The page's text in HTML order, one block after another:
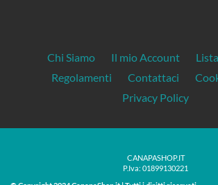
Chi Siamo Il mio Account
Regolamenti
Contattaci
Privacy Policy
CANAPASHOP.IT
P.Iva: 01899130221